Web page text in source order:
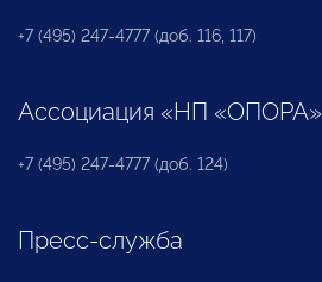
+7 (495) 247-4777 (доб. 116, 117)
Ассоциация «НП «ОПОРА»
+7 (495) 247-4777 (доб. 124)
Пресс-служба